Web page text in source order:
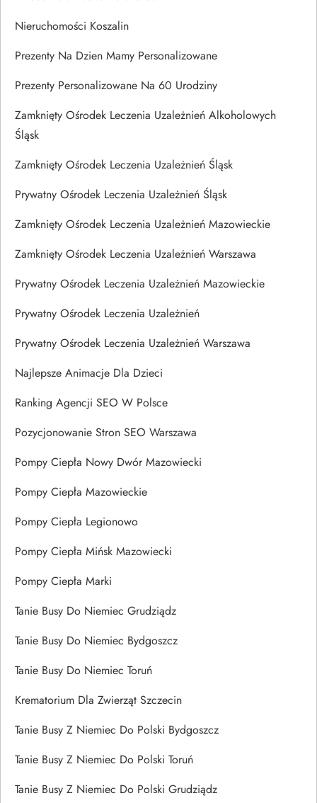
Nieruchomości Koszalin
Prezenty Na Dzien Mamy Personalizowane
Prezenty Personalizowane Na 60 Urodziny
Zamknięty Ośrodek Leczenia Uzależnień Alkoholowych
Śląsk
Zamknięty Ośrodek Leczenia Uzależnień Śląsk
Prywatny Ośrodek Leczenia Uzależnień Śląsk
Zamknięty Ośrodek Leczenia Uzależnień Mazowieckie
Zamknięty Ośrodek Leczenia Uzależnień Warszawa
Prywatny Ośrodek Leczenia Uzależnień Mazowieckie
Prywatny Ośrodek Leczenia Uzależnień
Prywatny Ośrodek Leczenia Uzależnień Warszawa
Najlepsze Animacje Dla Dzieci
Ranking Agencji SEO W Polsce
Pozycjonowanie Stron SEO Warszawa
Pompy Ciepła Nowy Dwór Mazowiecki
Pompy Ciepła Mazowieckie
Pompy Ciepła Legionowo
Pompy Ciepła Mińsk Mazowiecki
Pompy Ciepła Marki
Tanie Busy Do Niemiec Grudziądz
Tanie Busy Do Niemiec Bydgoszcz
Tanie Busy Do Niemiec Toruń
Krematorium Dla Zwierząt Szczecin
Tanie Busy Z Niemiec Do Polski Bydgoszcz
Tanie Busy Z Niemiec Do Polski Toruń
Tanie Busy Z Niemiec Do Polski Grudziądz